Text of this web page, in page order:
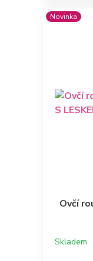
Novinka
Ovčí
Skladem